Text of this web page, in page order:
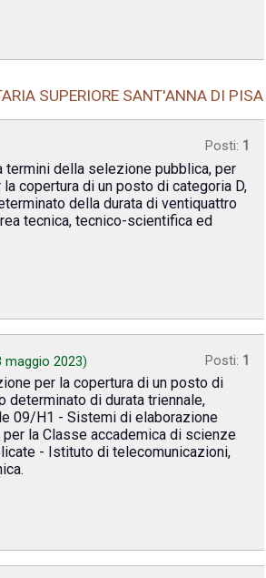
SUPERIORE SANT'ANNA DI PISA
Posti: 1
termini della selezione pubblica, per
copertura di un posto di categoria D,
della durata di ventiquattro
tecnica, tecnico-scientifica ed
maggio 2023) Posti: 1
per la copertura di un posto di
determinato di durata triennale,
09/H1 - Sistemi di elaborazione
la Classe accademica di scienze
- Istituto di telecomunicazioni,